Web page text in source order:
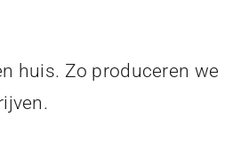
huis. Zo produceren we